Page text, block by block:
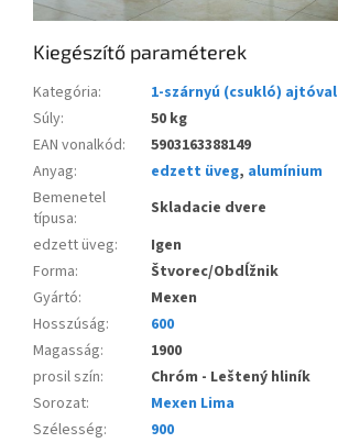
Kiegészítő paraméterek
Kategória:
1-szárnyú (csukló) ajtóval
Súly:
50 kg
EAN vonalkód:
5903163388149
Anyag: edzett üveg, alumínium
Bemenetel
típusa:
Skladacie dvere
edzett üveg:
Igen
Forma:
Štvorec/Obdĺžnik
Gyártó:
Mexen
Hosszúság:
600
Magasság:
1900
prosil szín:
Chróm - Leštený hliník
Sorozat:
Mexen Lima
Szélesség:
900